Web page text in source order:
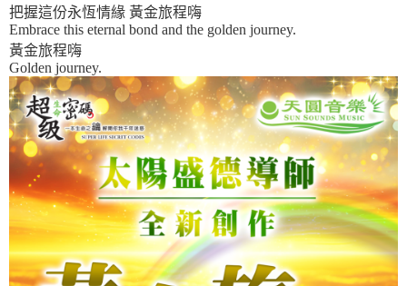
把握這份永恆情緣 黃金旅程嗨
Embrace this eternal bond and the golden journey.
黃金旅程嗨
Golden journey.